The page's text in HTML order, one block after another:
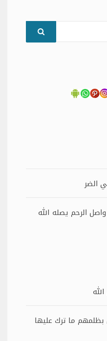
الضر
الرحم يصله الله
بظلمهم ما ترك عليها